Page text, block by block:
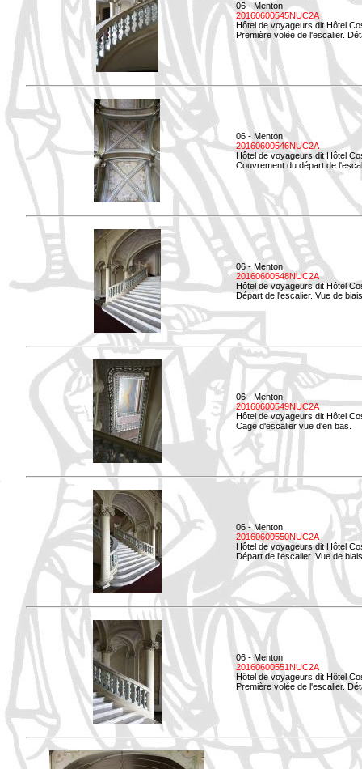
06 - Menton
20160600545NUC2A
Hôtel de voyageurs dit Hôtel
Première volée de l'escalier.
06 - Menton
20160600546NUC2A
Hôtel de voyageurs dit Hôtel
Couvrement du départ de
06 - Menton
20160600548NUC2A
Hôtel de voyageurs dit Hôtel
Départ de l'escalier. Vue de
06 - Menton
20160600549NUC2A
Hôtel de voyageurs dit Hôtel
Cage d'escalier vue d'en bas.
06 - Menton
20160600550NUC2A
Hôtel de voyageurs dit Hôtel
Départ de l'escalier. Vue de
06 - Menton
20160600551NUC2A
Hôtel de voyageurs dit Hôtel
Première volée de l'escalier.